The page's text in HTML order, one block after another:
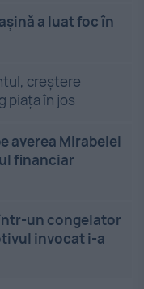
a luat foc în
creștere
piața în jos
averea Mirabelei
financiar
un congelator
invocat i-a